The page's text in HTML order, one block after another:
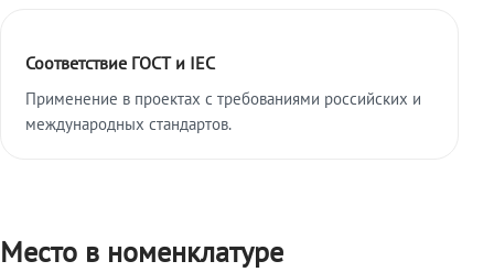
Соответствие ГОСТ и IEC
Применение в проектах с требованиями российских и
международных стандартов.
Место в номенклатуре